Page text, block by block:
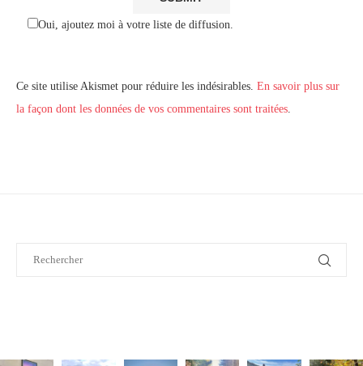
Oui, ajoutez moi à votre liste de diffusion.
Ce site utilise Akismet pour réduire les indésirables. En savoir plus sur
la façon dont les données de vos commentaires sont traitées.